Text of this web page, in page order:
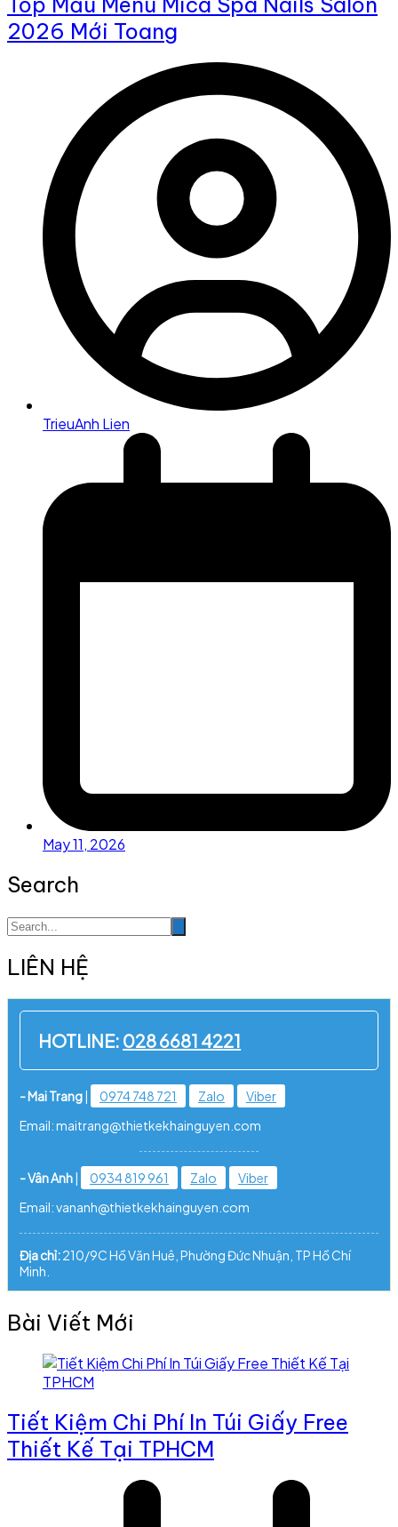
2026 Mới Toang
TrieuAnh Lien
May 11, 2026
Search
LIÊN HỆ
HOTLINE: 028 6681 4221
- Mai Trang| 0974 748 721 Zalo
Viber
Email: maitrang@thietkekhainguyen.com
- Vân Anh| 0934 819 961 Zalo
Viber
Email: vananh@thietkekhainguyen.com
Địa chỉ:210/9C Hồ Văn Huê, Phường Đức Nhuận, TP Hồ Chí
Minh.
Bài Viết Mới
Tiết Kiệm Chi Phí In Túi Giấy Free
Thiết Kế Tại TPHCM